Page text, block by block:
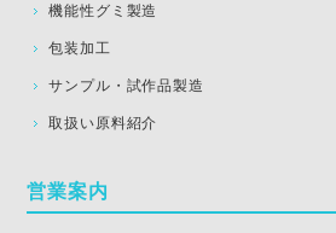
機能性グミ製造
包装加工
サンプル・試作品製造
取扱い原料紹介
営業案内